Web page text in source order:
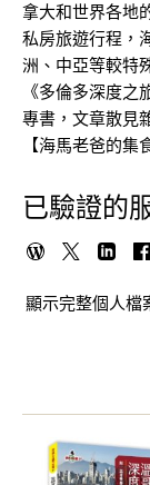
拿大和世界各地
私房旅遊行程，
洲、中亞等較特
《多倫多深度
專書，文章散見
【海馬老爸的集
已驗證的
顯示完整個人檔